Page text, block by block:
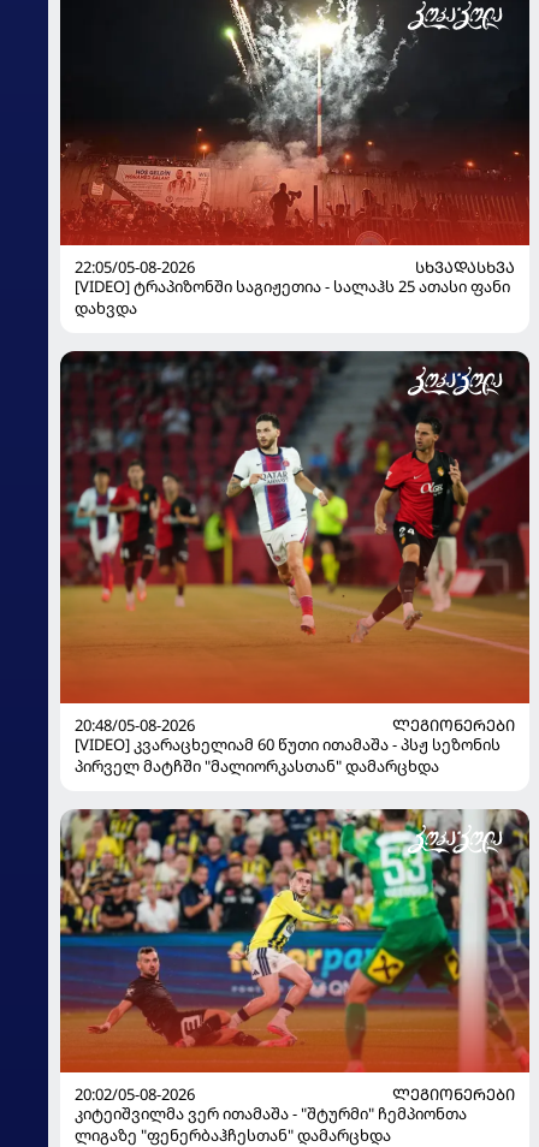
22:05/05-08-2026
ᲡᲮᲕᲐᲓᲐᲡᲮᲕᲐ
[VIDEO] ტრაპიზონში საგიჟეთია - სალაჰს 25 ათასი ფანი
დახვდა
20:48/05-08-2026
ᲚᲔᲒᲘᲝᲜᲔᲠᲔᲑᲘ
[VIDEO] კვარაცხელიამ 60 წუთი ითამაშა - პსჟ სეზონის
პირველ მატჩში "მალიორკასთან" დამარცხდა
20:02/05-08-2026
ᲚᲔᲒᲘᲝᲜᲔᲠᲔᲑᲘ
კიტეიშვილმა ვერ ითამაშა - "შტურმი" ჩემპიონთა
ლიგაზე "ფენერბაჰჩესთან" დამარცხდა